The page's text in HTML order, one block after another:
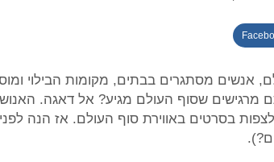
אנשים מסתגרים בבתים, מקומות הבילוי
מרגישים שסוף העולם מגיע? אל דאגה.
בסרטים באווירת סוף העולם. אז הנה